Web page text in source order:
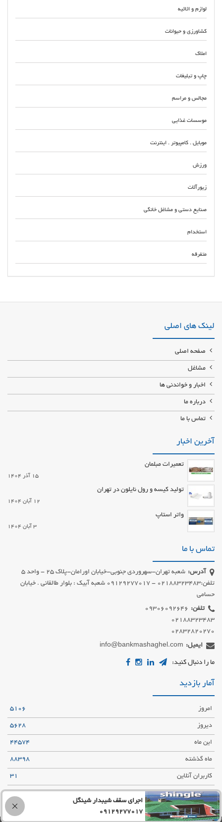
لوازم و اثاثیه
کشاورزی و حیوانات
املاک
چاپ و تبلیغات
مجالس و مراسم
موسسات غذایی
موبایل . کامپیوتر . اینترنت
ورزش
زیورآلات
صنایع دستی و مشاغل خانگی
استخدام
متفرقه
تعمیرگاه صداقت اتحاد مرکز تعمیر یونیت و بلوک ترمز ABS در محدوده امام زاده
لینک های اصلی
صفحه اصلی
مشاغل
اخبار و خواندنی ها
درباره ما
تماس با ما
آخرین اخبار
تعمیرات مبلمان
15 آذر 1404
تولید کیسه و رول نایلون در تهران
12 آبان 1404
واتر استاپ
3 آبان 1404
تماس با ما
آدرس:
شعبه تهران-سهروردی جنوبی-خیابان اورامان-پلاک 25 - واحد 5
تلفن:02188323483 - 09129277017 شعبه آبیک : بلوار طالقانی . خیابان
حسامی
تلفن:
02832820270
ایمیل: info@bankmashaghel.com
ما را دنبال کنید:
آمار بازدید
امروز 5106
دیروز 5628
این ماه 44574
ماه گذشته 88398
کاربران آنلاین 31
تعداد کل
5742529
اجرای سقف شیبدار شینگل
09129277017